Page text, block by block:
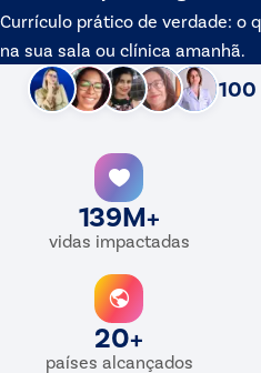
Currículo prático de verdade: o
na sua sala ou clínica amanhã.
100
139M+
vidas impactadas
20+
países alcançados